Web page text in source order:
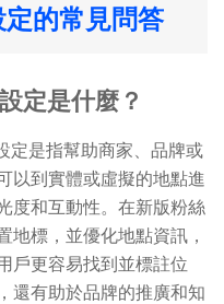
的常見問答
定是什麼？
定是指幫助商家、品牌或
以到實體或虛擬的地點進
度和互動性。在新版粉絲
地標，並優化地點資訊，
戶更容易找到並標註位
還有助於品牌的推廣和知